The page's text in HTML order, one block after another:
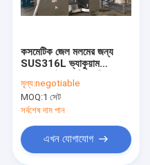
আমাদের সম্পর্কে
মান নিয়ন্ত্রণ
উদ্ধৃতির জন্য আবেদন
কসমেটিক জেল মলমের জন্য
SUS316L ভ্যাকুয়াম
20L
মূল্য:negotiable
MOQ:1 সেট
সর্বশেষ দাম পান
এখন যোগাযোগ